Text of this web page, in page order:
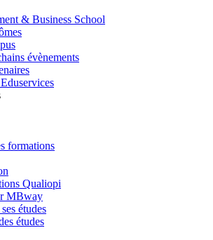
& Business School
évènements
formations
Qualiopi
MBway
études
études